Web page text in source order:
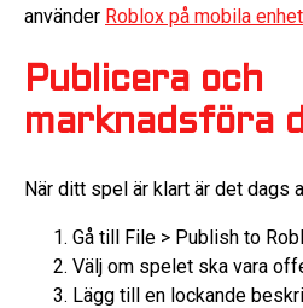
använder Roblox på mobila
Publicera och
marknadsföra
När ditt spel är klart är det dags
Gå till File > Publish to
Välj om spelet ska vara
Lägg till en lockande